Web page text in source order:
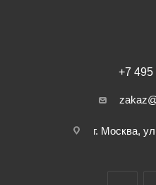
+7 495
г. Москва,